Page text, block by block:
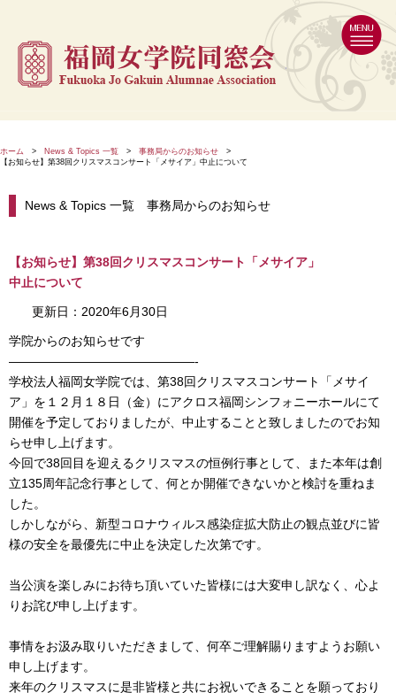
福岡女
ホーム > News & Topics 一覧 > 事務局からのお知らせ >
【お知らせ】第38回クリスマスコンサート「メサイア」中止について
News & Topics 一覧 事務局からのお知らせ
【お知らせ】第38回クリスマスコンサート「メサイア」
中止について
更新日：2020年6月30日
学院からのお知らせです
———————————————-
学校法人福岡女学院では、第38回クリスマスコンサート「メサイ
ア」を１２月１８日（金）にアクロス福岡シンフォニーホールにて
開催を予定しておりましたが、中止することと致しましたのでお知
らせ申し上げます。
今回で38回目を迎えるクリスマスの恒例行事として、また本年は創
立135周年記念行事として、何とか開催できないかと検討を重ねま
した。
しかしながら、新型コロナウィルス感染症拡大防止の観点並びに皆
様の安全を最優先に中止を決定した次第です。
当公演を楽しみにお待ち頂いていた皆様には大変申し訳なく、心よ
りお詫び申し上げます。
事情をお汲み取りいただきまして、何卒ご理解賜りますようお願い
申し上げます。
来年のクリスマスに是非皆様と共にお祝いできることを願っており
MENU